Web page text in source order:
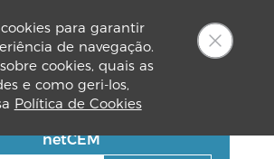
para garantir
de navegação.
cookies, quais as
e como geri-los,
Política de Cookies
netCEM